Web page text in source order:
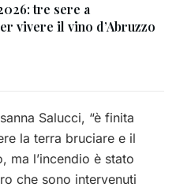
tre sere a
vivere il vino d’Abruzzo
Salucci, “è finita
la terra bruciare e il
ma l’incendio è stato
che sono intervenuti